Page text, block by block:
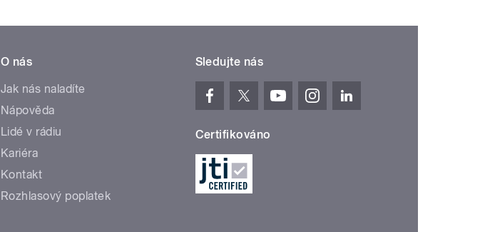
O nás
Jak nás naladíte
Nápověda
Lidé v rádiu
Kariéra
Kontakt
Rozhlasový poplatek
Sledujte nás
Certifikováno